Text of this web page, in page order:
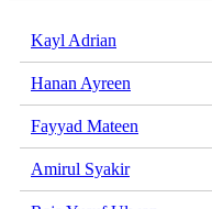
Kayl Adrian
Hanan Ayreen
Fayyad Mateen
Amirul Syakir